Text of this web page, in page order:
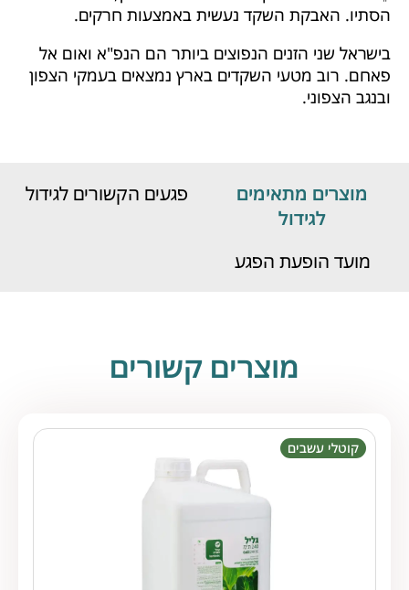
הסתיו. האבקת השקד נעשית באמצעות חרקים.
בישראל שני הזנים הנפוצים ביותר הם הנפ"א ואום אל
פאחם. רוב מטעי השקדים בארץ נמצאים בעמקי הצפון
ובנגב הצפוני.
מוצרים מתאימים
לגידול
פגעים הקשורים לגידול
מועד הופעת הפגע
מוצרים קשורים
קוטלי עשבים